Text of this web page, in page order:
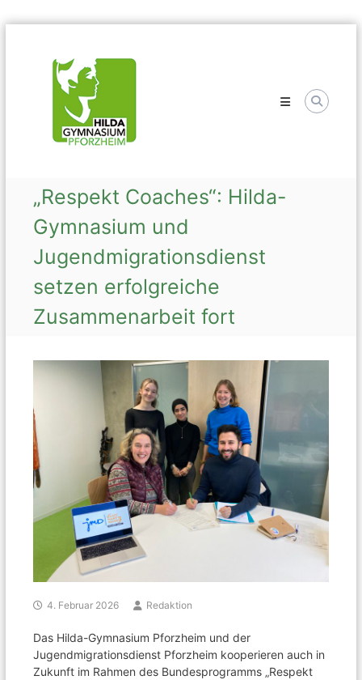
Gymnasium
„Respekt Coaches“: Hilda-
Gymnasium und
Jugendmigrationsdienst
setzen erfolgreiche
Zusammenarbeit fort
4. Februar 2026 Redaktion
Das Hilda-Gymnasium Pforzheim und der
Jugendmigrationsdienst Pforzheim kooperieren auch in
Zukunft im Rahmen des Bundesprogramms „Respekt